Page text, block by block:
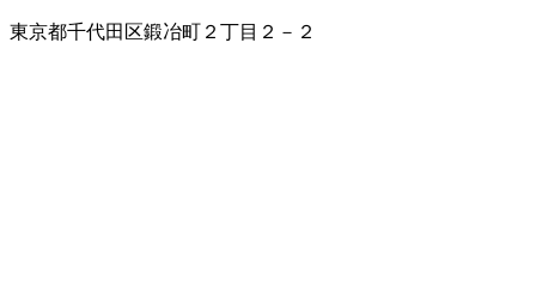
東京都千代田区鍛冶町２丁目２－２